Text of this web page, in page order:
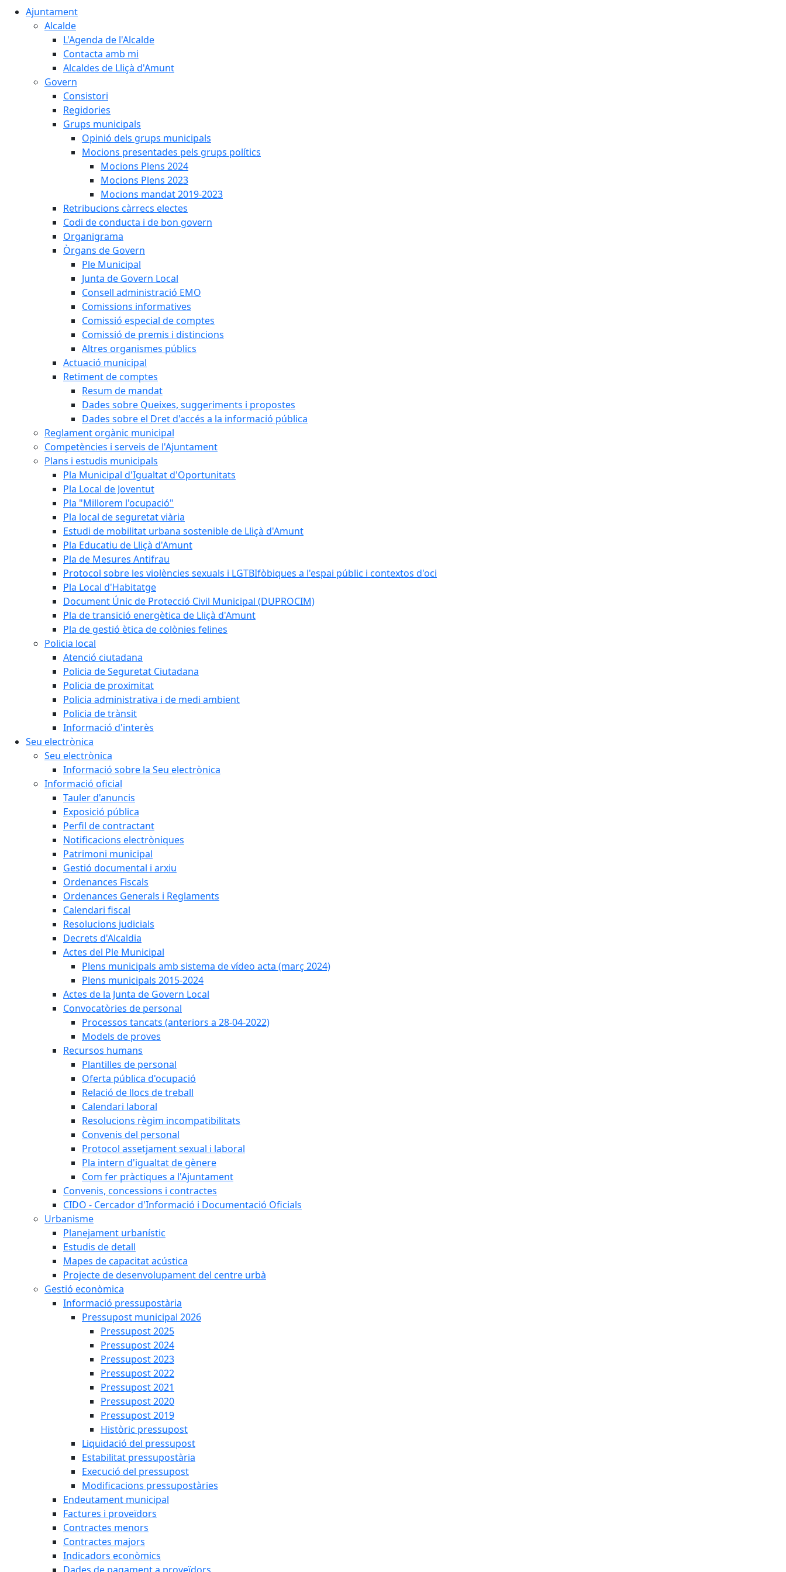
Ajuntament
Alcalde
L'Agenda de l'Alcalde
Contacta amb mi
Alcaldes de Lliçà d'Amunt
Govern
Consistori
Regidories
Grups municipals
Opinió dels grups municipals
Mocions presentades pels grups polítics
Mocions Plens 2024
Mocions Plens 2023
Mocions mandat 2019-2023
Retribucions càrrecs electes
Codi de conducta i de bon govern
Organigrama
Òrgans de Govern
Ple Municipal
Junta de Govern Local
Consell administració EMO
Comissions informatives
Comissió especial de comptes
Comissió de premis i distincions
Altres organismes públics
Actuació municipal
Retiment de comptes
Resum de mandat
Dades sobre Queixes, suggeriments i propostes
Dades sobre el Dret d'accés a la informació pública
Reglament orgànic municipal
Competències i serveis de l'Ajuntament
Plans i estudis municipals
Pla Municipal d'Igualtat d'Oportunitats
Pla Local de Joventut
Pla "Millorem l'ocupació"
Pla local de seguretat viària
Estudi de mobilitat urbana sostenible de Lliçà d'Amunt
Pla Educatiu de Lliçà d'Amunt
Pla de Mesures Antifrau
Protocol sobre les violències sexuals i LGTBIfòbiques a l'espai públic i contextos d'oci
Pla Local d'Habitatge
Document Únic de Protecció Civil Municipal (DUPROCIM)
Pla de transició energètica de Lliçà d'Amunt
Pla de gestió ètica de colònies felines
Policia local
Atenció ciutadana
Policia de Seguretat Ciutadana
Policia de proximitat
Policia administrativa i de medi ambient
Policia de trànsit
Informació d'interès
Seu electrònica
Seu electrònica
Informació sobre la Seu electrònica
Informació oficial
Tauler d'anuncis
Exposició pública
Perfil de contractant
Notificacions electròniques
Patrimoni municipal
Gestió documental i arxiu
Ordenances Fiscals
Ordenances Generals i Reglaments
Calendari fiscal
Resolucions judicials
Decrets d'Alcaldia
Actes del Ple Municipal
Plens municipals amb sistema de vídeo acta (març 2024)
Plens municipals 2015-2024
Actes de la Junta de Govern Local
Convocatòries de personal
Processos tancats (anteriors a 28-04-2022)
Models de proves
Recursos humans
Plantilles de personal
Oferta pública d'ocupació
Relació de llocs de treball
Calendari laboral
Resolucions règim incompatibilitats
Convenis del personal
Protocol assetjament sexual i laboral
Pla intern d'igualtat de gènere
Com fer pràctiques a l'Ajuntament
Convenis, concessions i contractes
CIDO - Cercador d'Informació i Documentació Oficials
Urbanisme
Planejament urbanístic
Estudis de detall
Mapes de capacitat acústica
Projecte de desenvolupament del centre urbà
Gestió econòmica
Informació pressupostària
Pressupost municipal 2026
Pressupost 2025
Pressupost 2024
Pressupost 2023
Pressupost 2022
Pressupost 2021
Pressupost 2020
Pressupost 2019
Històric pressupost
Liquidació del pressupost
Estabilitat pressupostària
Execució del pressupost
Modificacions pressupostàries
Endeutament municipal
Factures i proveïdors
Contractes menors
Contractes majors
Indicadors econòmics